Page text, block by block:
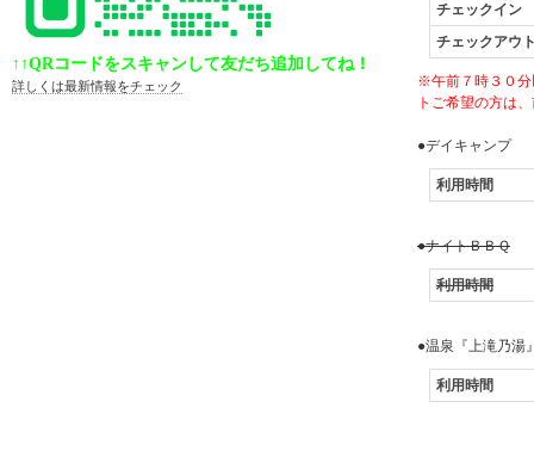
チェックイン
チェックアウ
※午前７時３０分
トご希望の方は
●デイキャンプ
利用時間
●ナイトＢＢＱ
利用時間
●温泉『上滝乃湯
利用時間
↑↑QRコードをスキャンして友だち追加してね！
詳しくは最新情報をチェック